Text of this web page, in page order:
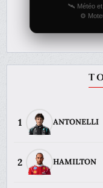
🛰️ Météo et
⚙️
1 ANTONELLI
2 HAMILTON